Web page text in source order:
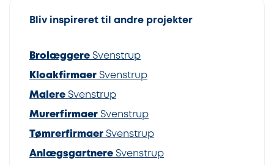
Bliv inspireret til andre projekter
Brolæggere Svenstrup
Kloakfirmaer Svenstrup
Malere Svenstrup
Murerfirmaer Svenstrup
Tømrerfirmaer Svenstrup
Anlægsgartnere Svenstrup